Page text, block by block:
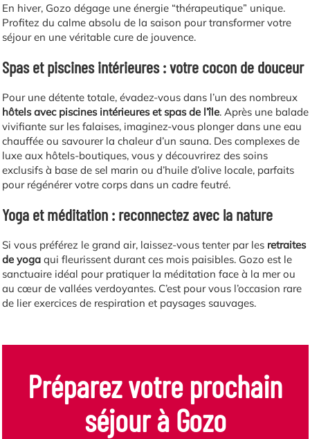
En hiver, Gozo dégage une énergie “thérapeutique” unique.
Profitez du calme absolu de la saison pour transformer votre
séjour en une véritable cure de jouvence.
Spas et piscines intérieures : votre cocon de douceur
Pour une détente totale, évadez-vous dans l’un des nombreux
hôtels avec piscines intérieures et spas de l’île. Après une balade
vivifiante sur les falaises, imaginez-vous plonger dans une eau
chauffée ou savourer la chaleur d’un sauna. Des complexes de
luxe aux hôtels-boutiques, vous y découvrirez des soins
exclusifs à base de sel marin ou d’huile d’olive locale, parfaits
pour régénérer votre corps dans un cadre feutré.
Yoga et méditation : reconnectez avec la nature
Si vous préférez le grand air, laissez-vous tenter par les retraites
de yogaqui fleurissent durant ces mois paisibles. Gozo est le
sanctuaire idéal pour pratiquer la méditation face à la mer ou
au cœur de vallées verdoyantes. C’est pour vous l’occasion rare
de lier exercices de respiration et paysages sauvages.
Préparez votre prochain
séjour à Gozo